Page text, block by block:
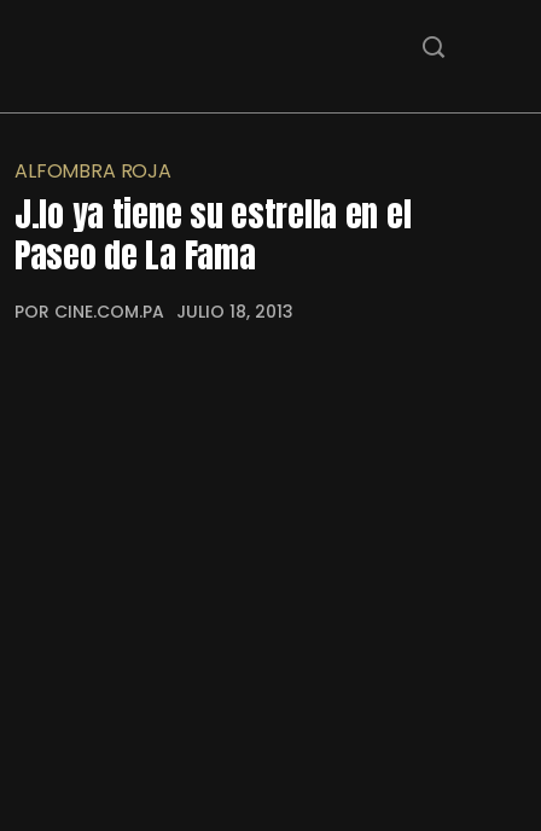
ALFOMBRA ROJA
J.lo ya tiene su estrella en el
Paseo de La Fama
POR CINE.COM.PA JULIO 18, 2013